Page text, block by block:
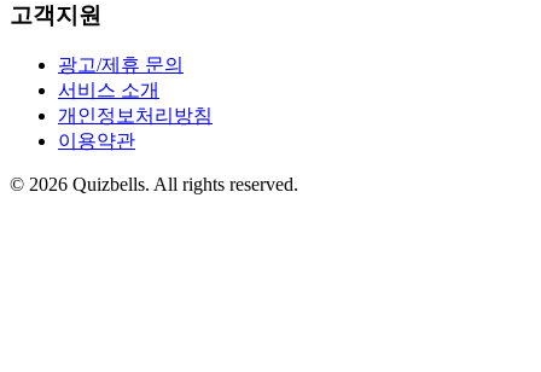
고객지원
광고/제휴 문의
서비스 소개
개인정보처리방침
이용약관
© 2026 Quizbells. All rights reserved.